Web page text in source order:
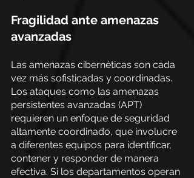
Fragilidad ante amenazas
avanzadas
Las amenazas cibernéticas son cada
vez más sofisticadas y coordinadas.
Los ataques como las amenazas
persistentes avanzadas (APT)
requieren un enfoque de seguridad
altamente coordinado, que involucre
a diferentes equipos para identificar,
contener y responder de manera
efectiva. Si los departamentos operan